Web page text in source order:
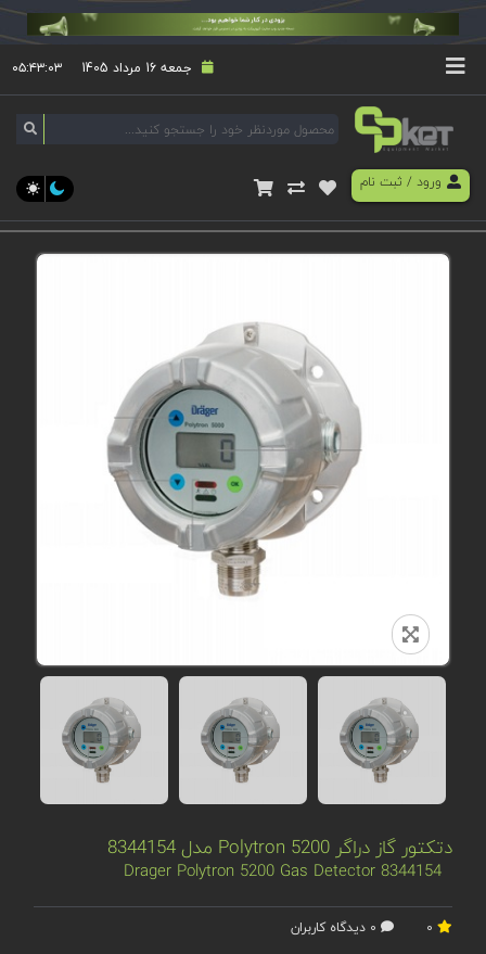
جمعه 16 مرداد 1405 ۰۵:۴۳:۰۳
ورود/ ثبت نام
دتکتور گاز دراگر Polytron 5200 مدل 8344154
8344154 Drager Polytron 5200 Gas Detector